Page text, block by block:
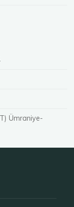
Ümraniye-